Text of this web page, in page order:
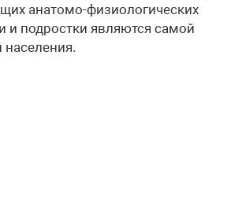
анатомо-физиологических
и подростки являются самой
населения.